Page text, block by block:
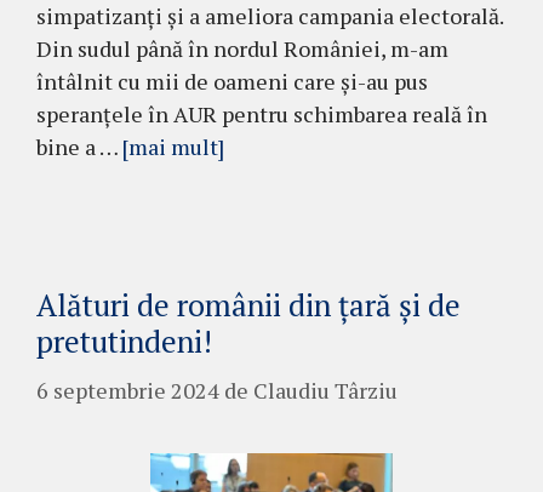
simpatizanți și a ameliora campania electorală.
Din sudul până în nordul României, m-am
întâlnit cu mii de oameni care și-au pus
speranțele în AUR pentru schimbarea reală în
bine a … [mai mult]
Alături de românii din țară și de
pretutindeni!
6 septembrie 2024 de Claudiu Târziu